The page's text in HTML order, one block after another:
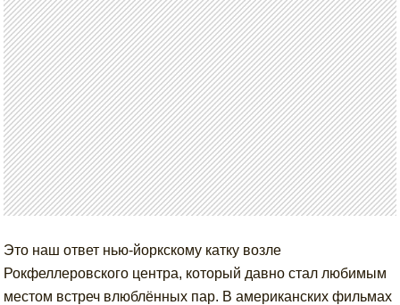
Это наш ответ нью-йоркскому катку возле
Рокфеллеровского центра, который давно стал любимым
местом встреч влюблённых пар. В американских фильмах